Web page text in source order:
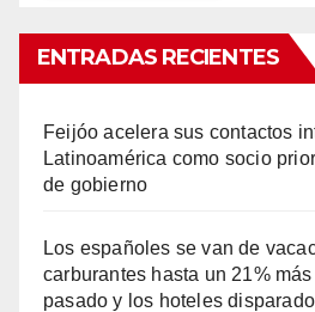
ENTRADAS RECIENTES
Feijóo acelera sus contactos
Latinoamérica como socio
de gobierno
Los españoles se van de
carburantes hasta un 21%
pasado y los hoteles